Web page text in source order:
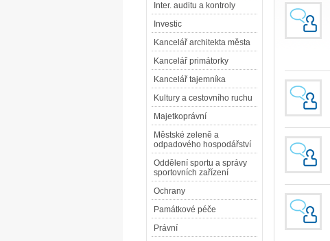
Inter. auditu a kontroly
Investic
Kancelář architekta města
Kancelář primátorky
Kancelář tajemníka
Kultury a cestovního ruchu
Majetkoprávní
Městské zeleně a
odpadového hospodářství
Oddělení sportu a správy
sportovních zařízení
Ochrany
Památkové péče
Právní